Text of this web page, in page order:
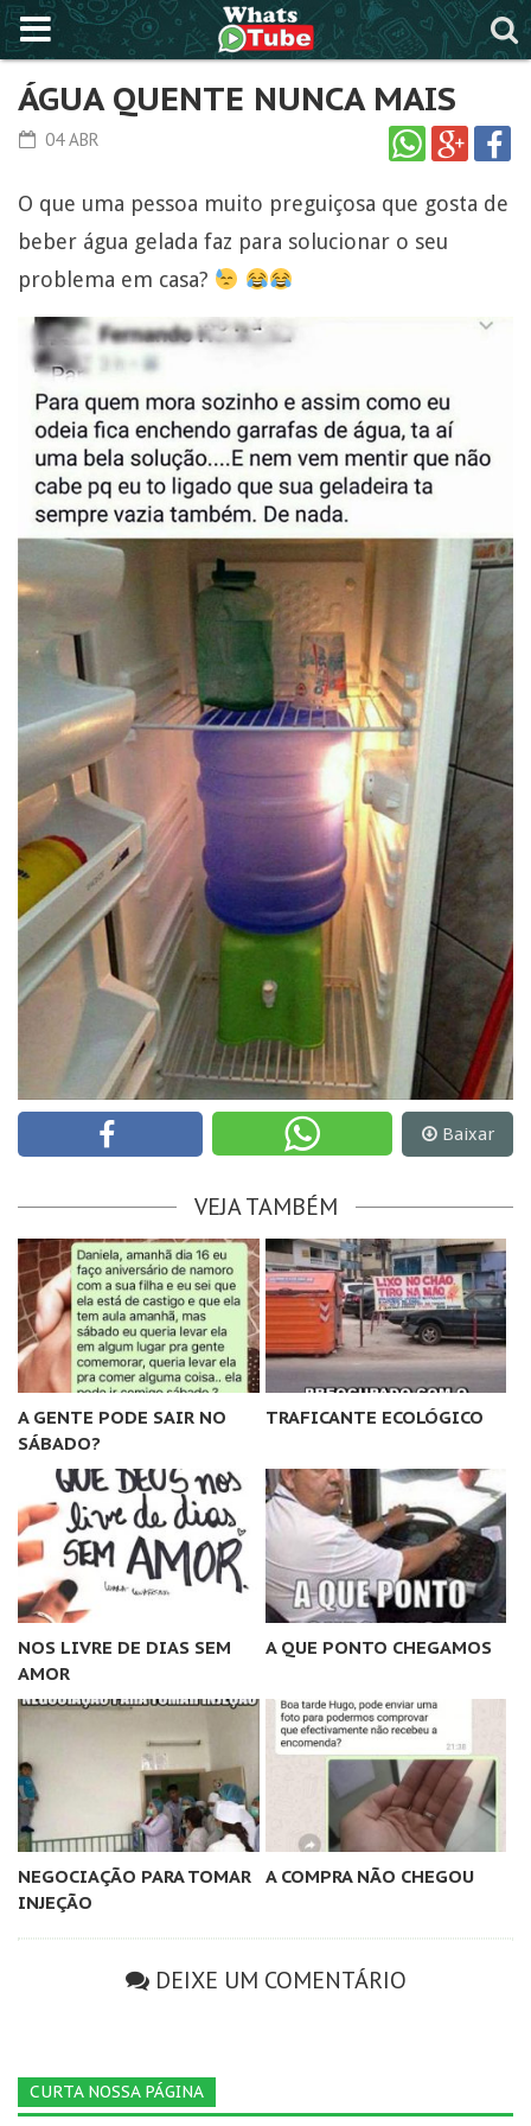
ÁGUA QUENTE NUNCA MAIS
04 ABR
O que uma pessoa muito preguiçosa que gosta de
beber água gelada faz para solucionar o seu
problema em casa?
Baixar
VEJA TAMBÉM
A GENTE PODE SAIR NO
SÁBADO?
TRAFICANTE ECOLÓGICO
NOS LIVRE DE DIAS SEM
AMOR
A QUE PONTO CHEGAMOS
NEGOCIAÇÃO PARA TOMAR
INJEÇÃO
A COMPRA NÃO CHEGOU
DEIXE UM COMENTÁRIO
CURTA NOSSA PÁGINA